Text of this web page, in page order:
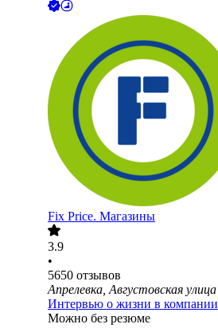
Fix Price. Магазины
3.9
•
5650 отзывов
Апрелевка, Августовская улица
Интервью о жизни в компании
Можно без резюме